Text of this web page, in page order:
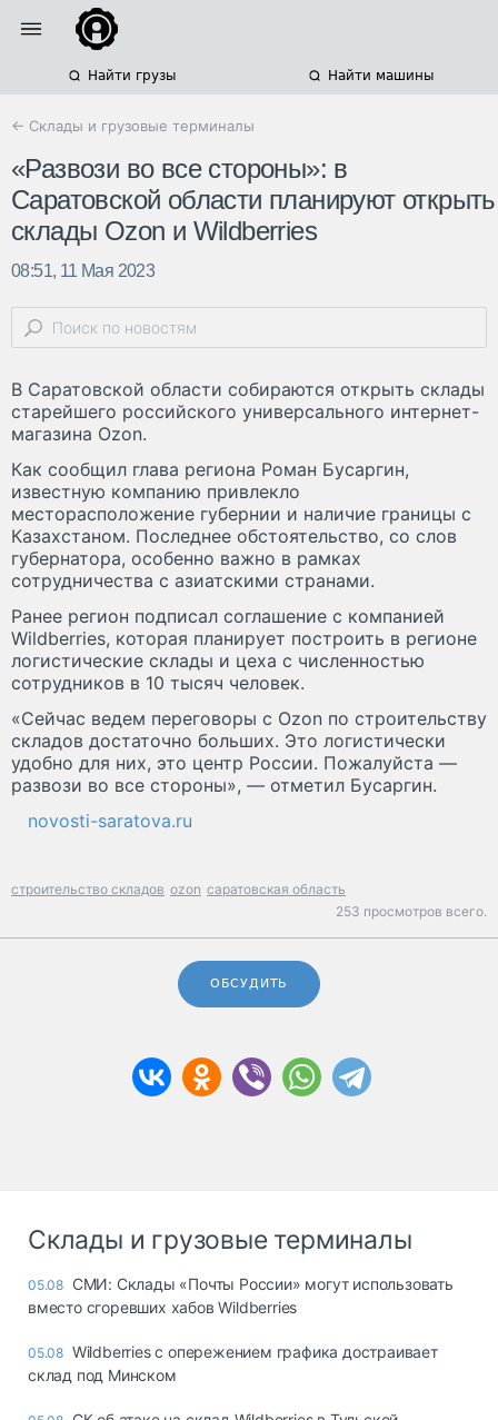
Найти грузы Найти машины
← Склады и грузовые терминалы
«Развози во все стороны»: в
Саратовской области планируют открыть
склады Ozon и Wildberries
08:51, 11 Мая 2023
В Саратовской области собираются открыть склады
старейшего российского универсального интернет-
магазина Ozon.
Как сообщил глава региона Роман Бусаргин,
известную компанию привлекло
месторасположение губернии и наличие границы с
Казахстаном. Последнее обстоятельство, со слов
губернатора, особенно важно в рамках
сотрудничества с азиатскими странами.
Ранее регион подписал соглашение с компанией
Wildberries, которая планирует построить в регионе
логистические склады и цеха с численностью
сотрудников в 10 тысяч человек.
«Сейчас ведем переговоры с Ozon по строительству
складов достаточно больших. Это логистически
удобно для них, это центр России. Пожалуйста —
развози во все стороны», — отметил Бусаргин.
novosti-saratova.ru
строительство складов ozon саратовская область
253 просмотров всего.
ОБСУДИТЬ
Склады и грузовые терминалы
05.08 СМИ: Склады «Почты России» могут использовать
вместо сгоревших хабов Wildberries
05.08 Wildberries с опережением графика достраивает
склад под Минском